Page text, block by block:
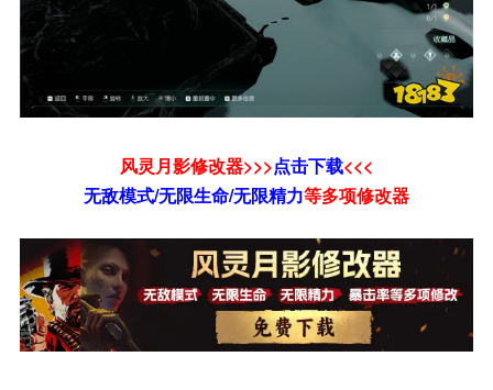
风灵月影修改器>>>点击下载<<<
无敌模式/无限生命/无限精力等多项修改器